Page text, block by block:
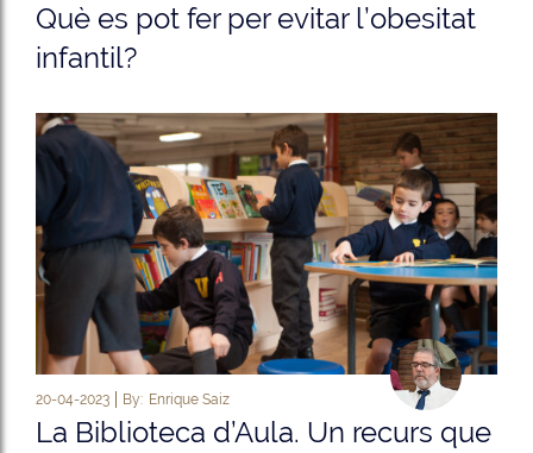
Què es pot fer per evitar l’obesitat
infantil?
20-04-2023 By: Enrique Saiz
La Biblioteca d’Aula. Un recurs que